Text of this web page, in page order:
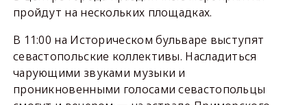
пройдут на нескольких площадках.
В 11:00 на Историческом бульваре выступят
севастопольские коллективы. Насладиться
чарующими звуками музыки и
проникновенными голосами севастопольцы